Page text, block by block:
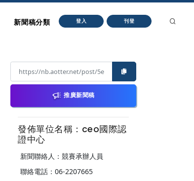
新聞稿分類 登入 刊登
推廣新聞稿
發佈單位名稱：ceo國際認
證中心
新聞聯絡人：競賽承辦人員
聯絡電話：06-2207665